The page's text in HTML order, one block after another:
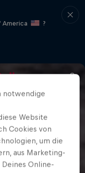
America
?
notwendige
Website
Cookies von
um die
aus Marketing-
Online-